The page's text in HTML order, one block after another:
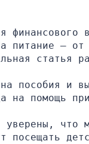
финансового
питание –
статья
пособия и
на помощь
уверены, что
посещать